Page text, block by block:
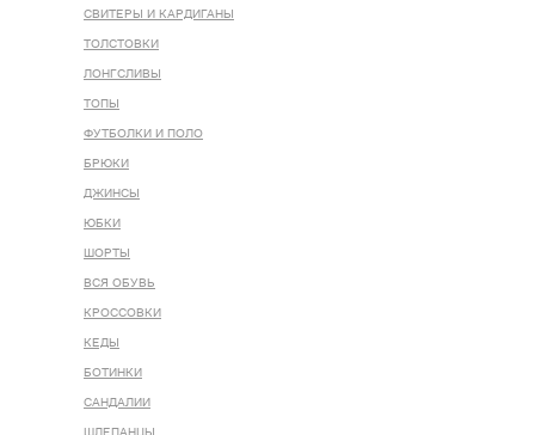
СВИТЕРЫ И КАРДИГАНЫ
ТОЛСТОВКИ
ЛОНГСЛИВЫ
ТОПЫ
ФУТБОЛКИ И ПОЛО
БРЮКИ
ДЖИНСЫ
ЮБКИ
ШОРТЫ
ВСЯ ОБУВЬ
КРОССОВКИ
КЕДЫ
БОТИНКИ
САНДАЛИИ